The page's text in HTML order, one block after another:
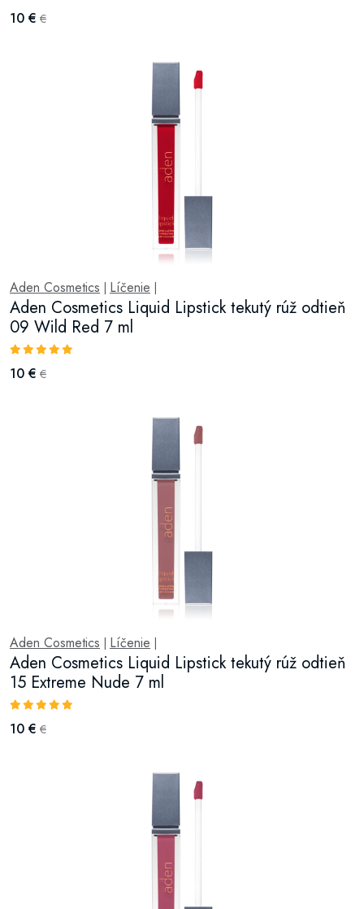
10 € €
Aden Cosmetics Líčenie
Aden Cosmetics Liquid Lipstick tekutý rúž odtieň
09 Wild Red 7 ml
10 € €
Aden Cosmetics Líčenie
Aden Cosmetics Liquid Lipstick tekutý rúž odtieň
15 Extreme Nude 7 ml
10 € €